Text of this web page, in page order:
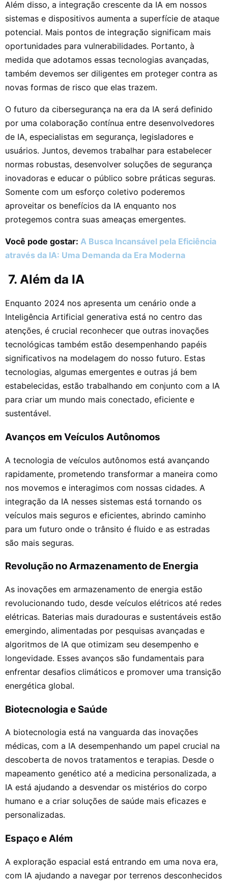
Além disso, a integração crescente da IA em nossos
sistemas e dispositivos aumenta a superfície de ataque
potencial. Mais pontos de integração significam mais
oportunidades para vulnerabilidades. Portanto, à
medida que adotamos essas tecnologias avançadas,
também devemos ser diligentes em proteger contra as
novas formas de risco que elas trazem.
O futuro da cibersegurança na era da IA será definido
por uma colaboração contínua entre desenvolvedores
de IA, especialistas em segurança, legisladores e
usuários. Juntos, devemos trabalhar para estabelecer
normas robustas, desenvolver soluções de segurança
inovadoras e educar o público sobre práticas seguras.
Somente com um esforço coletivo poderemos
aproveitar os benefícios da IA enquanto nos
protegemos contra suas ameaças emergentes.
Você pode gostar: A Busca Incansável pela Eficiência
através da IA: Uma Demanda da Era Moderna
7. Além da IA
Enquanto 2024 nos apresenta um cenário onde a
Inteligência Artificial generativa está no centro das
atenções, é crucial reconhecer que outras inovações
tecnológicas também estão desempenhando papéis
significativos na modelagem do nosso futuro. Estas
tecnologias, algumas emergentes e outras já bem
estabelecidas, estão trabalhando em conjunto com a IA
para criar um mundo mais conectado, eficiente e
sustentável.
Avanços em Veículos Autônomos
A tecnologia de veículos autônomos está avançando
rapidamente, prometendo transformar a maneira como
nos movemos e interagimos com nossas cidades. A
integração da IA nesses sistemas está tornando os
veículos mais seguros e eficientes, abrindo caminho
para um futuro onde o trânsito é fluido e as estradas
são mais seguras.
Revolução no Armazenamento de Energia
As inovações em armazenamento de energia estão
revolucionando tudo, desde veículos elétricos até redes
elétricas. Baterias mais duradouras e sustentáveis estão
emergindo, alimentadas por pesquisas avançadas e
algoritmos de IA que otimizam seu desempenho e
longevidade. Esses avanços são fundamentais para
enfrentar desafios climáticos e promover uma transição
energética global.
Biotecnologia e Saúde
A biotecnologia está na vanguarda das inovações
médicas, com a IA desempenhando um papel crucial na
descoberta de novos tratamentos e terapias. Desde o
mapeamento genético até a medicina personalizada, a
IA está ajudando a desvendar os mistérios do corpo
humano e a criar soluções de saúde mais eficazes e
personalizadas.
Espaço e Além
A exploração espacial está entrando em uma nova era,
com IA ajudando a navegar por terrenos desconhecidos